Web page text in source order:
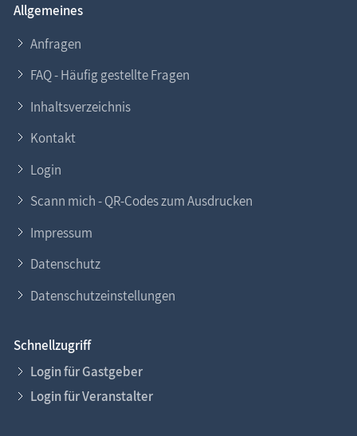
Allgemeines
Anfragen
FAQ - Häufig gestellte Fragen
Inhaltsverzeichnis
Kontakt
Login
Scann mich - QR-Codes zum Ausdrucken
Impressum
Datenschutz
Datenschutzeinstellungen
Schnellzugriff
Login für Gastgeber
Login für Veranstalter